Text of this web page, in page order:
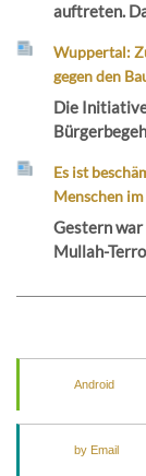
auftreten.
Wuppertal:
gegen den
Die
Es ist
Menschen
Gestern
Mullah-
Android
by Email